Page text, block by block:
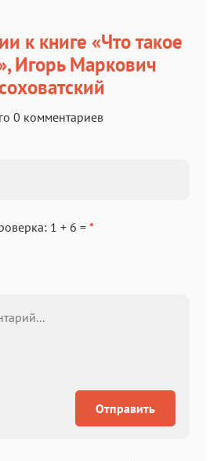
к книге «Что такое
Игорь Маркович
0 комментариев
1 + 6 = *
Отправить